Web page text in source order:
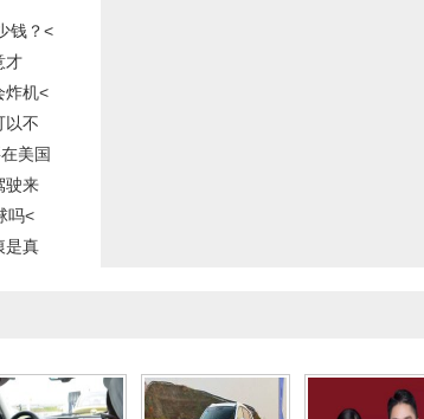
钱？<
才
炸机<
以不
美国
驶来
吗<
是真